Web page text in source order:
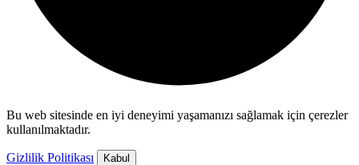
Bu web sitesinde en iyi deneyimi yaşamanızı sağlamak için çerezler
kullanılmaktadır.
Gizlilik Politikası Kabul